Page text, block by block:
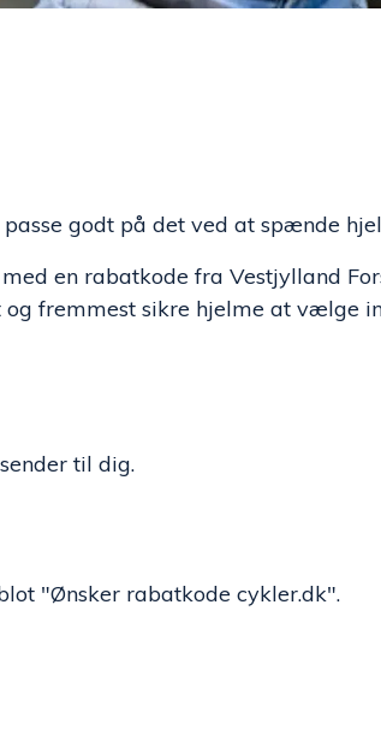
godt på det ved at spænde
en rabatkode fra Vestjylland
fremmest sikre hjelme at vælge
til dig.
"Ønsker rabatkode cykler.dk".